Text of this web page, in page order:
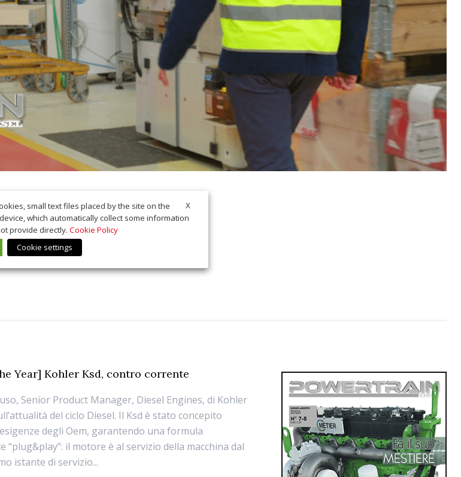
Year] Kohler Ksd, contro corrente
Senior Product Manager, Diesel Engines, di Kohler
del ciclo Diesel. Il Ksd è stato concepito
degli Oem, garantendo una formula
“plug&play”: il motore è al servizio della macchina dal
istante di servizio...
X
small text files placed by the site on the
which automatically collect some information
provide directly. Cookie Policy
Cookie settings